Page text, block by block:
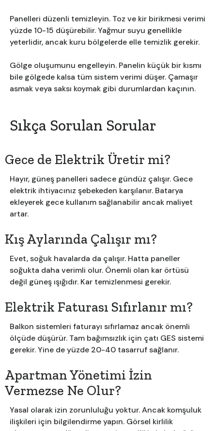
Panelleri düzenli temizleyin. Toz ve kir birikmesi verimi
yüzde 10-15 düşürebilir. Yağmur suyu genellikle
yeterlidir, ancak kuru bölgelerde elle temizlik gerekir.
Gölge oluşumunu engelleyin. Panelin küçük bir kısmı
bile gölgede kalsa tüm sistem verimi düşer. Çamaşır
asmak veya saksı koymak gibi durumlardan kaçının.
Sıkça Sorulan Sorular
Gece de Elektrik Üretir mi?
Hayır, güneş panelleri sadece gündüz çalışır. Gece
elektrik ihtiyacınız şebekeden karşılanır. Batarya
ekleyerek gece kullanım sağlanabilir ancak maliyet
artar.
Kış Aylarında Çalışır mı?
Evet, soğuk havalarda da çalışır. Hatta paneller
soğukta daha verimli olur. Önemli olan kar örtüsü
değil güneş ışığıdır. Kar temizlenmesi gerekir.
Elektrik Faturası Sıfırlanır mı?
Balkon sistemleri faturayı sıfırlamaz ancak önemli
ölçüde düşürür. Tam bağımsızlık için çatı GES sistemi
gerekir. Yine de yüzde 20-40 tasarruf sağlanır.
Apartman Yönetimi İzin
Vermezse Ne Olur?
Yasal olarak izin zorunluluğu yoktur. Ancak komşuluk
ilişkileri için bilgilendirme yapın. Görsel kirlilik